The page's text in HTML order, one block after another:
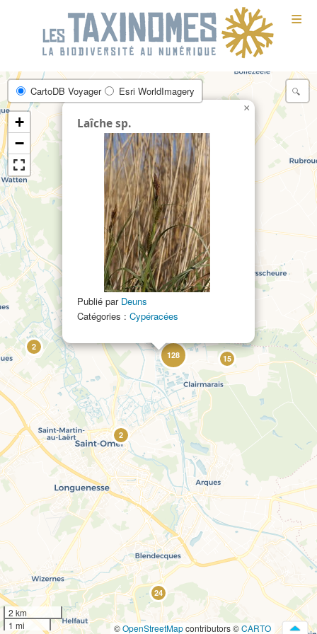
≡
24
20
2
2
128 15
Laîche sp.
Publié par Deuns
Catégories : Cypéracées
×
CartoDB Voyager Esri WorldImagery
+
−
2 km
1 mi
©OpenStreetMapcontributors ©CARTO